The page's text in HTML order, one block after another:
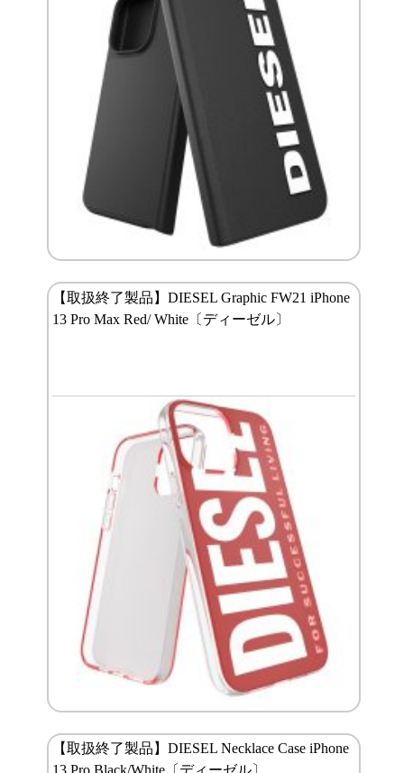
【取扱終了製品】DIESEL Graphic FW21 iPhone
13 Pro Max Red/ White〔ディーゼル〕
【取扱終了製品】DIESEL Necklace Case iPhone